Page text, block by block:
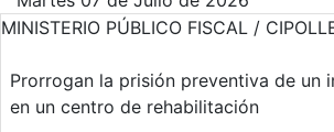
MINISTERIO PÚBLICO FISCAL /
Prorrogan la prisión preventiva de un
en un centro de rehabilitación